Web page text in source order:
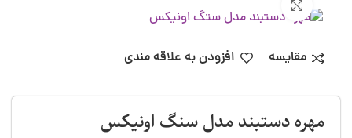
مقایسه افزودن به علاقه مندی
مهره دستبند مدل سنگ اونیکس